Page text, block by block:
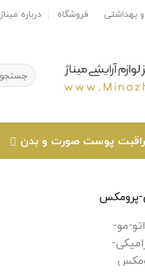
و بهداشتی فروشگاه درباره میناژ
جستجو
برای:
پوست صورت و بدن